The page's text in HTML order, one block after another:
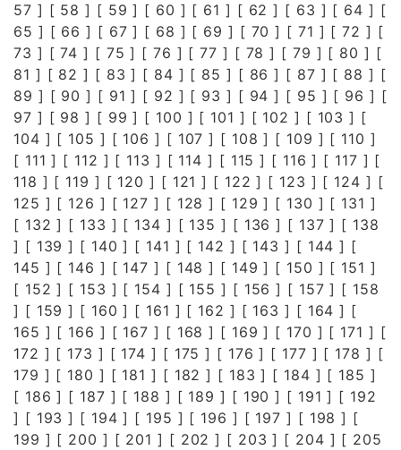
57 ] [ 58 ] [ 59 ] [ 60 ] [ 61 ] [ 62 ] [ 63 ] [ 64 ] [
65 ] [ 66 ] [ 67 ] [ 68 ] [ 69 ] [ 70 ] [ 71 ] [72 ] [
73 ] [74 ] [ 75 ] [ 76 ] [77 ] [ 78 ] [ 79 ] [ 80 ] [
81 ] [ 82 ] [ 83 ] [ 84 ] [ 85 ] [ 86 ] [ 87 ] [ 88 ] [
89 ] [ 90 ] [ 91 ] [ 92 ] [ 93 ] [ 94 ] [ 95 ] [ 96 ] [
97 ] [ 98 ] [ 99 ] [ 100 ] [ 101 ] [ 102 ] [ 103 ] [
104 ] [ 105 ] [ 106 ] [ 107 ] [ 108 ] [ 109 ] [ 110 ]
[ 111 ] [ 112 ] [ 113 ] [ 114 ] [ 115 ] [ 116 ] [ 117 ] [
118 ] [ 119 ] [ 120 ] [ 121 ] [ 122 ] [ 123 ] [ 124 ] [
125 ] [ 126 ] [ 127 ] [ 128 ] [ 129 ] [ 130 ] [ 131 ]
[ 132 ] [ 133 ] [ 134 ] [ 135 ] [ 136 ] [ 137 ] [ 138
] [ 139 ] [ 140 ] [ 141 ] [ 142 ] [ 143 ] [ 144 ] [
145 ] [ 146 ] [ 147 ] [ 148 ] [ 149 ] [ 150 ] [ 151 ]
[ 152 ] [ 153 ] [ 154 ] [ 155 ] [ 156 ] [ 157 ] [ 158
] [ 159 ] [ 160 ] [ 161 ] [ 162 ] [ 163 ] [ 164 ] [
165 ] [ 166 ] [ 167 ] [ 168 ] [ 169 ] [ 170 ] [ 171 ] [
172 ] [ 173 ] [ 174 ] [ 175 ] [ 176 ] [ 177 ] [ 178 ] [
179 ] [ 180 ] [ 181 ] [ 182 ] [ 183 ] [ 184 ] [ 185 ]
[ 186 ] [ 187 ] [ 188 ] [ 189 ] [ 190 ] [ 191 ] [ 192
] [ 193 ] [ 194 ] [ 195 ] [ 196 ] [ 197 ] [ 198 ] [
199 ] [ 200 ] [ 201 ] [ 202 ] [ 203 ] [ 204 ] [ 205